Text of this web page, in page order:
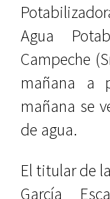
Agua
Campeche
mañana a
mañana se
de agua.
El titular de
García